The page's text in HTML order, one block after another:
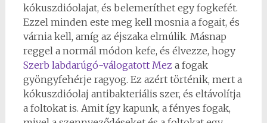
kókuszdióolajat, és belemeríthet egy fogkefét.
Ezzel minden este meg kell mosnia a fogait, és
várnia kell, amíg az éjszaka elmúlik. Másnap
reggel a normál módon kefe, és élvezze, hogy
Szerb labdarúgó-válogatott Mez a fogak
gyöngyfehérje ragyog. Ez azért történik, mert a
kókuszdióolaj antibakteriális szer, és eltávolítja
a foltokat is. Amit így kapunk, a fényes fogak,